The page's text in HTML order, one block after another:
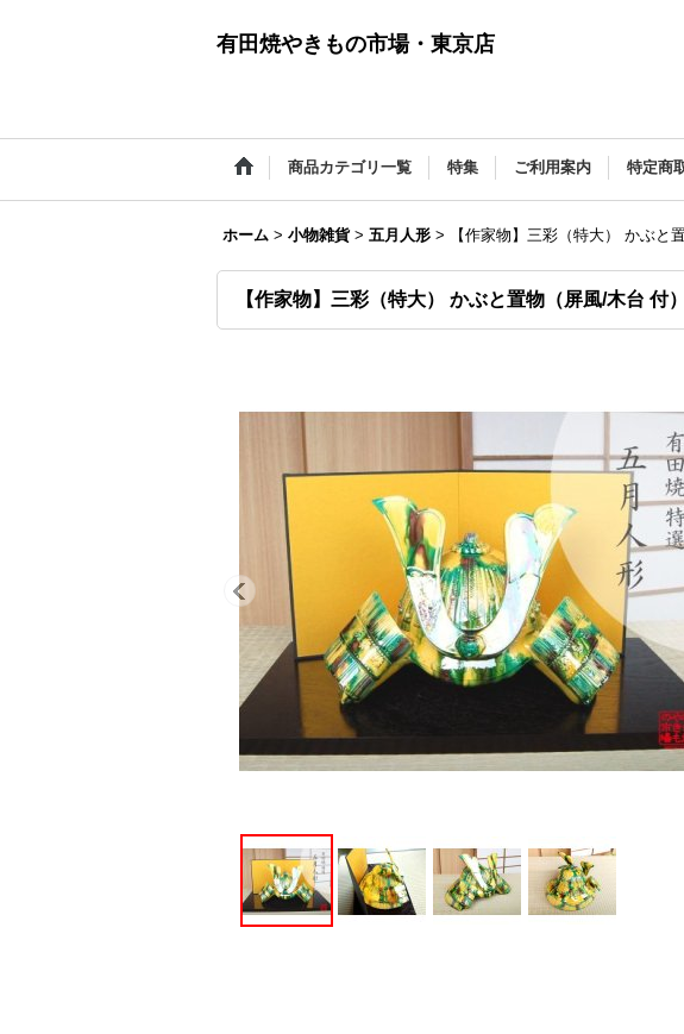
有田焼やきもの市場・東京店
商品カテゴリ一覧 特集 ご利用案内 特定商
ホーム > 小物雑貨 > 五月人形 > 【作家物】三彩（特大） かぶと
【作家物】三彩（特大） かぶと置物（屏風/木台 付